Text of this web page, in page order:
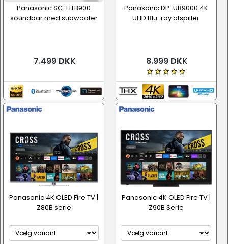
Panasonic SC-HTB900
soundbar med subwoofer
7.499 DKK
Panasonic DP-UB9000 4K
UHD Blu-ray afspiller
8.999 DKK
Panasonic 4K OLED Fire TV |
Z80B serie
Panasonic 4K OLED Fire TV |
Z90B Serie